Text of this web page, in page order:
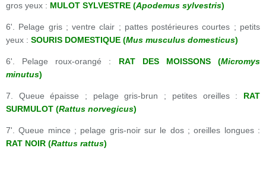
gros yeux : MULOT SYLVESTRE (Apodemus sylvestris)
6'. Pelage gris ; ventre clair ; pattes postérieures courtes ; petits
yeux : SOURIS DOMESTIQUE (Mus musculus domesticus)
6'. Pelage roux-orangé : RAT DES MOISSONS (Micromys
minutus)
7. Queue épaisse ; pelage gris-brun ; petites oreilles : RAT
SURMULOT (Rattus norvegicus)
7'. Queue mince ; pelage gris-noir sur le dos ; oreilles longues :
RAT NOIR (Rattus rattus)